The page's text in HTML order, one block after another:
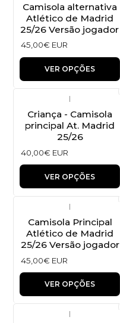
Camisola alternativa
Atlético de Madrid
25/26 Versão jogador
45,00€ EUR
VER OPÇÕES
Criança - Camisola
principal At. Madrid
25/26
40,00€ EUR
VER OPÇÕES
|
Camisola Principal
Atlético de Madrid
25/26 Versão jogador
45,00€ EUR
VER OPÇÕES